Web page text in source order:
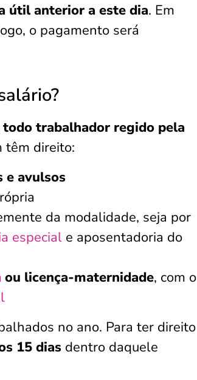
útil anterior a este dia. Em
o pagamento será
trabalhador regido pela
têm direito:
e avulsos
da modalidade, seja por
especial e aposentadoria do
ou licença-maternidade, com o
no ano. Para ter direito
15 dias dentro daquele